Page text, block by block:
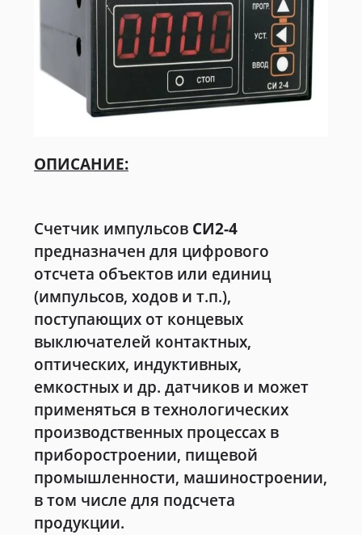
ОПИСАНИЕ:
Счетчик импульсов СИ2-4
предназначен для цифрового
отсчета объектов или единиц
(импульсов, ходов и т.п.),
поступающих от концевых
выключателей контактных,
оптических, индуктивных,
емкостных и др. датчиков и может
применяться в технологических
производственных процессах в
приборостроении, пищевой
промышленности, машиностроении,
в том числе для подсчета
продукции.